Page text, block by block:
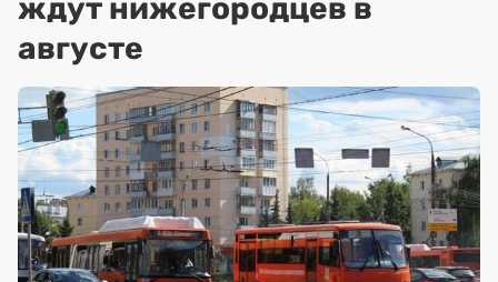
ждут нижегородцев в
августе